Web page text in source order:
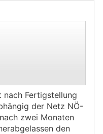
gedauert.
Fertigstellung
der Netz NÖ-
zwei Monaten
den